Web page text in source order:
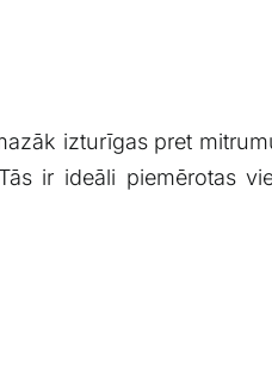
izturīgas pret
ir ideāli piemērotas